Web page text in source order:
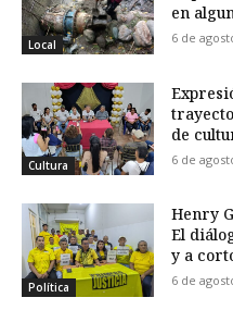
Local
en
6 de
Cultura
de
6 de
Política
Henry
El
y a
6 de